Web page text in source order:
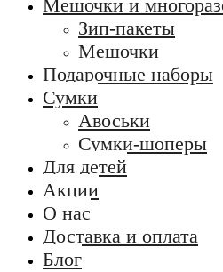
Мешочки и
Зип-пакеты
Мешочки
Подарочные наборы
Сумки
Авоськи
Сумки-шоперы
Для детей
Акции
О нас
Доставка и оплата
Блог